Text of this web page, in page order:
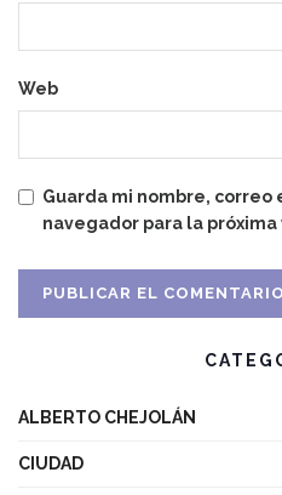
Web
Guarda mi nombre,
navegador para la
ALBERTO CHEJOLÁN
CIUDAD